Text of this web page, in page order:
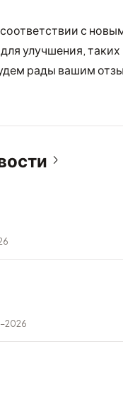
с
улучшения,
рады вашим
2026